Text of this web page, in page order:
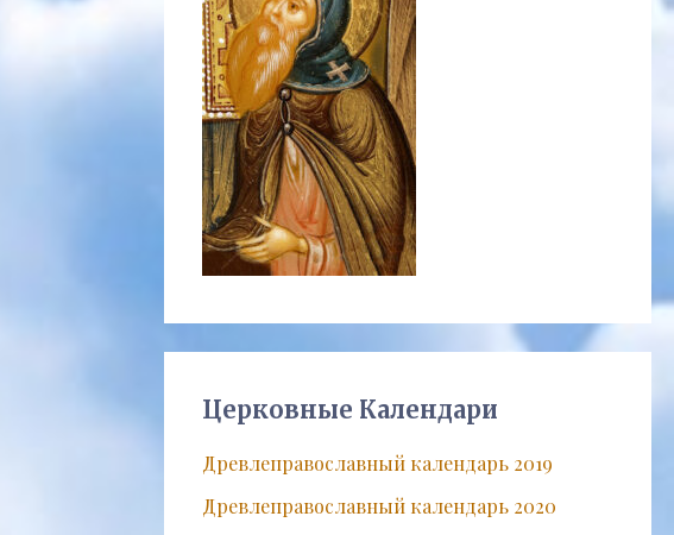
Церковные Календари
Древлеправославный календарь 2019
Древлеправославный календарь 2020